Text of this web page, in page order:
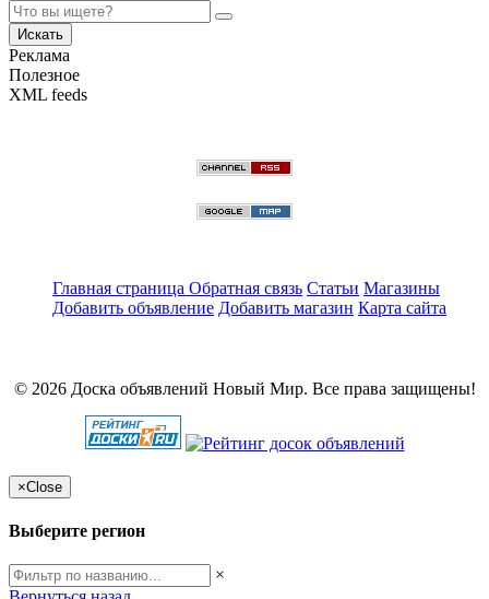
Искать
Реклама
Полезное
XML feeds
Главная страница Обратная связь Статьи Магазины
Добавить объявление Добавить магазин Карта сайта
© 2026 Доска объявлений Новый Мир. Все права защищены!
×Close
Выберите регион
×